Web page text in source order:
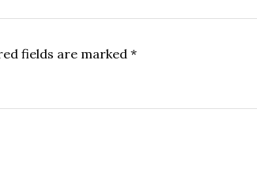
fields are marked*